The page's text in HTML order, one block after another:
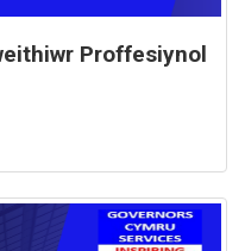
Proffesiynol